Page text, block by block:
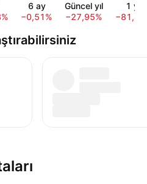
6 ay
−0,51%
Güncel yıl
−27,95%
1 yıl